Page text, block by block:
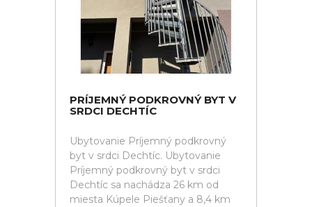
PRÍJEMNÝ PODKROVNÝ BYT V
SRDCI DECHTÍC
Ubytovanie Príjemný podkrovný
byt v srdci Dechtíc. Ubytovanie
Príjemný podkrovný byt v srdci
Dechtíc sa nachádza 26 km od
miesta Kúpele Piešťany a 8,4 km